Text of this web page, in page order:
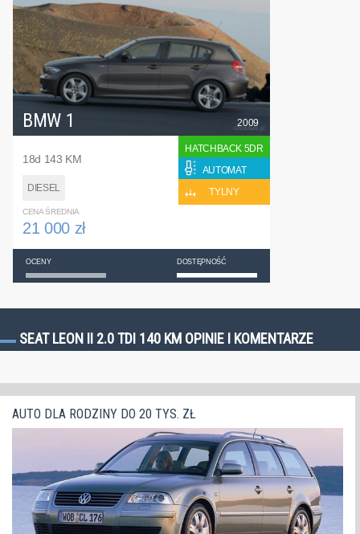
BMW 1
18d 143 KM
DIESEL
2009
HATCHBACK 5DR
AUTOMAT
TYLNY
CENA ŚREDNIA
21 000 zł
OCENY DOSTĘPNOŚĆ
SEAT LEON II 2.0 TDI 140 KM OPINIE I KOMENTARZE
AUTO DLA RODZINY DO 20 TYS. ZŁ